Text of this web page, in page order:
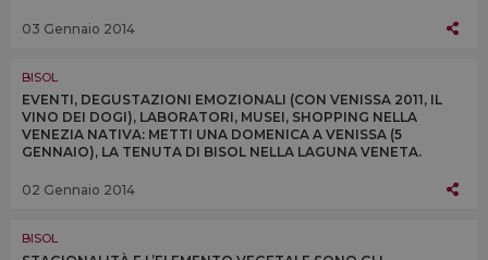
03 Gennaio 2014
BISOL
EVENTI, DEGUSTAZIONI EMOZIONALI (CON VENISSA 2011, IL
VINO DEI DOGI), LABORATORI, MUSEI, SHOPPING NELLA
VENEZIA NATIVA: METTI UNA DOMENICA A VENISSA (5
GENNAIO), LA TENUTA DI BISOL NELLA LAGUNA VENETA.
02 Gennaio 2014
BISOL